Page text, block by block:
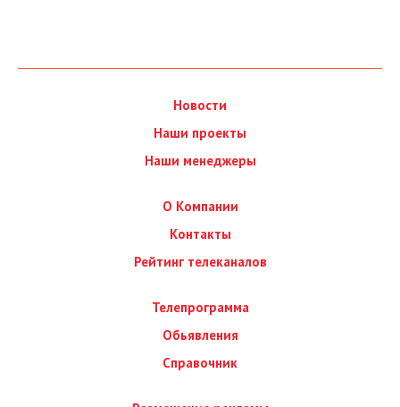
Новости
Наши проекты
Наши менеджеры
О Компании
Контакты
Рейтинг телеканалов
Телепрограмма
Обьявления
Справочник